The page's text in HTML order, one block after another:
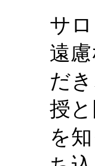
サ
遠
だ
授
を